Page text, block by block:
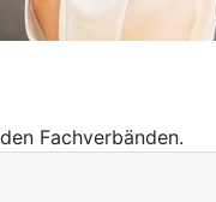
Fachverbänden.